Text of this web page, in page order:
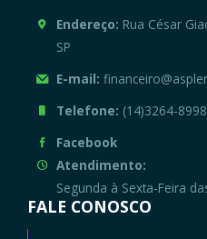
Endereço: Rua César
SP
E-mail:
Telefone: (14)3264-8998
Facebook
Atendimento:
Segunda à Sexta-Feira
FALE CONOSCO